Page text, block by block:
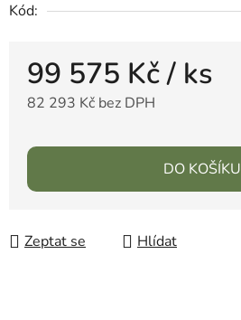
Kód:
99 575 Kč/ ks
82 293 Kč bez DPH
DO KOŠÍKU
Zeptat se Hlídat